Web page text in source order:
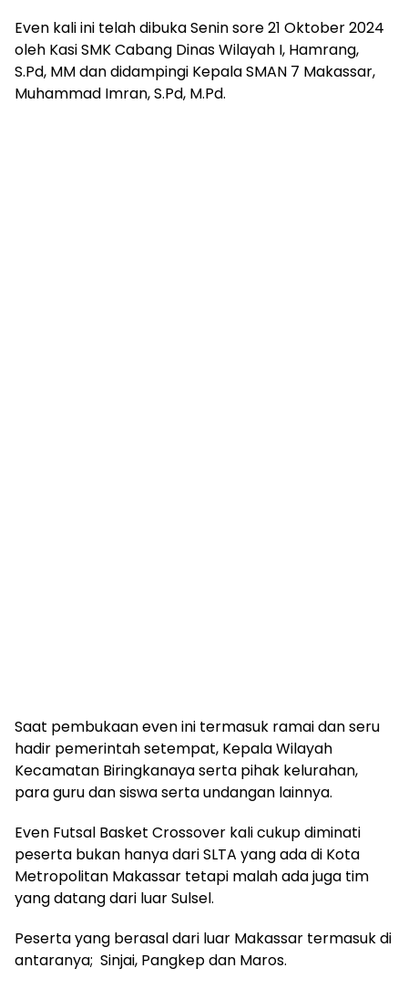
Even kali ini telah dibuka Senin sore 21 Oktober 2024
oleh Kasi SMK Cabang Dinas Wilayah I, Hamrang,
S.Pd, MM dan didampingi Kepala SMAN 7 Makassar,
Muhammad Imran, S.Pd, M.Pd.
Saat pembukaan even ini termasuk ramai dan seru
hadir pemerintah setempat, Kepala Wilayah
Kecamatan Biringkanaya serta pihak kelurahan,
para guru dan siswa serta undangan lainnya.
Even Futsal Basket Crossover kali cukup diminati
peserta bukan hanya dari SLTA yang ada di Kota
Metropolitan Makassar tetapi malah ada juga tim
yang datang dari luar Sulsel.
Peserta yang berasal dari luar Makassar termasuk di
antaranya; Sinjai, Pangkep dan Maros.